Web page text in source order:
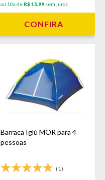
ou 10x de R$ 15,99 sem juros
CONFIRA
Barraca Iglú MOR para 4
pessoas
(1)